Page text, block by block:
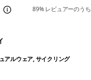
89%レビュアーのうち
アルウェア, サイクリング